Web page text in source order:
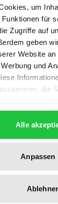
um
für
Zugriffe auf
geben
Website
und
die
Alle
Anpassen
gibt es in
Staaten,
zu
den
im Ausland
erstreckt
wurde
die SED/
Bedenken